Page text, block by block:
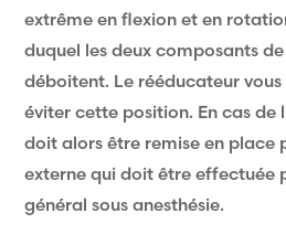
extrême en flexion et en
duquel les deux composants
déboitent. Le rééducateur
éviter cette position. En cas de
doit alors être remise en place
externe qui doit être effectuée
général sous anesthésie.